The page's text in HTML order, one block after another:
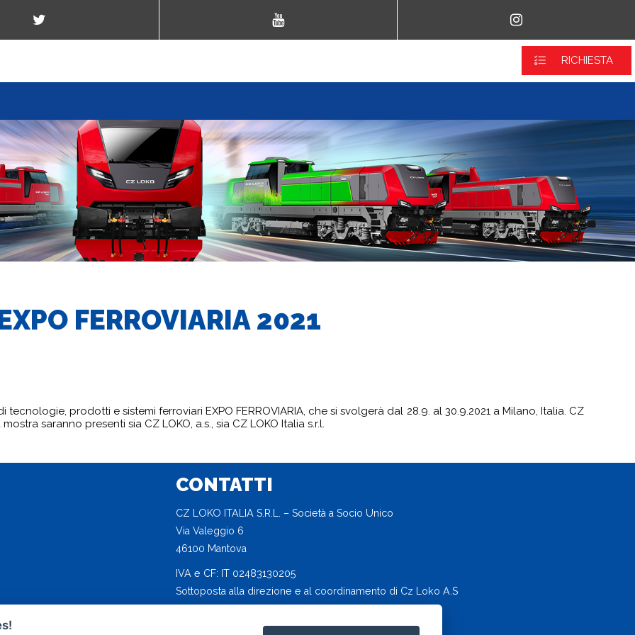
RICHIESTA
FERROVIARIA 2021
prodotti e sistemi ferroviari EXPO FERROVIARIA, che si svolgerà dal 28.9. al 30.9.2021 a Milano, Italia. CZ
saranno presenti sia CZ LOKO, a.s., sia CZ LOKO Italia s.r.l.
CONTATTI
CZ LOKO ITALIA S.R.L. – Società a Socio Unico
Via Valeggio 6
46100 Mantova
IVA e CF: IT 02483130205
Sottoposta alla direzione e al coordinamento di Cz Loko A.S